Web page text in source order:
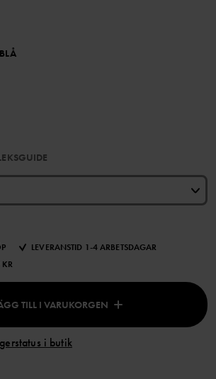
LEVERANSTID 1-4 ARBETSDAGAR
TILL I VARUKORGEN
i butik